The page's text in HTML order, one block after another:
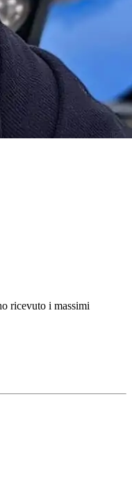
ricevuto i massimi